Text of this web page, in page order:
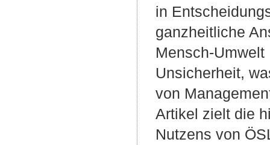
in
ganzheitliche
Mensch-
Unsicherheit,
von
Artikel zielt die
Nutzens von